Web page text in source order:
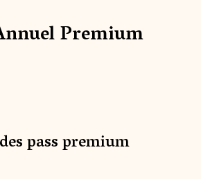
Premium
pass premium